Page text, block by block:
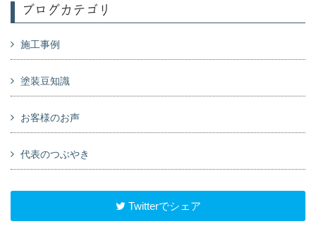
ブログカテゴリ
施工事例
塗装豆知識
お客様のお声
代表のつぶやき
Twitterでシェア